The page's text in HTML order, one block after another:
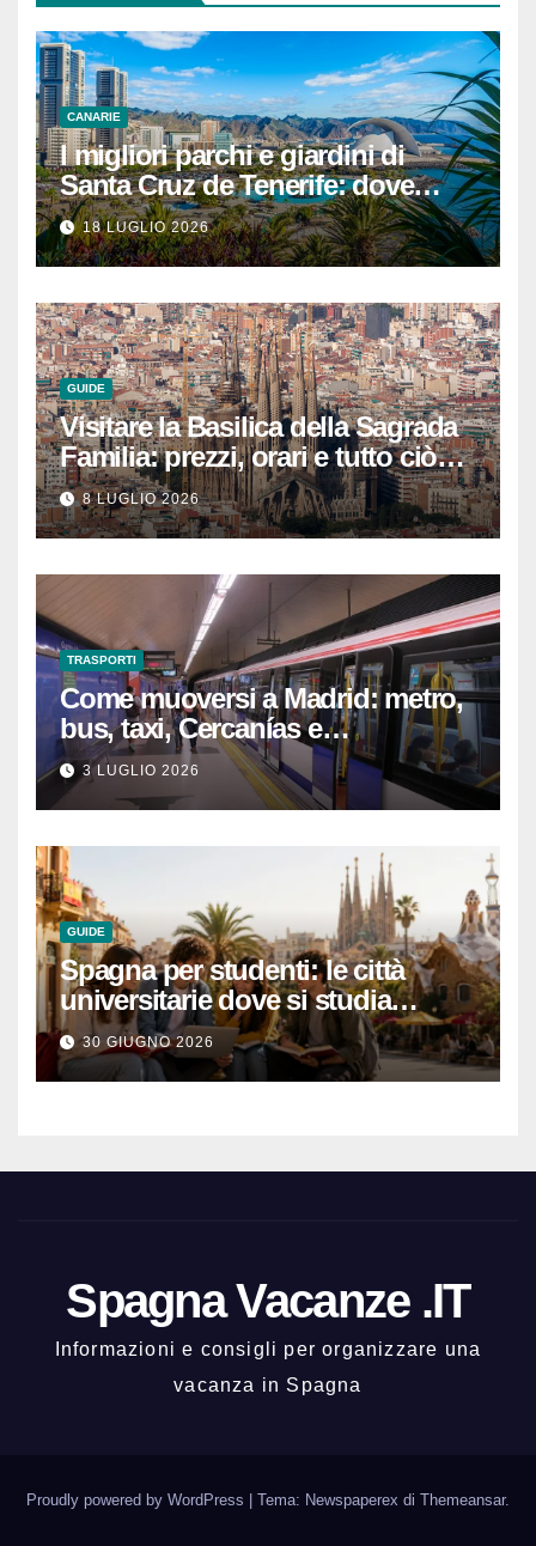
CANARIE
I migliori parchi e giardini di
Santa Cruz de Tenerife: dove
rilassarsi
18 LUGLIO 2026
GUIDE
Visitare la Basilica della Sagrada
Familia: prezzi, orari e tutto ciò
che devi sapere per
un’esperienza indimenticabile
8 LUGLIO 2026
TRASPORTI
Come muoversi a Madrid: metro,
bus, taxi, Cercanías e
abbonamenti turistici
3 LUGLIO 2026
GUIDE
Spagna per studenti: le città
universitarie dove si studia
meglio e con una buona vita
notturna
30 GIUGNO 2026
Spagna Vacanze .IT
Informazioni e consigli per organizzare una
vacanza in Spagna
Proudly powered by WordPress | Tema: Newspaperex di Themeansar.